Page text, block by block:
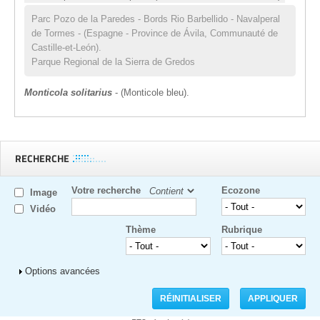
Parc Pozo de la Paredes - Bords Rio Barbellido - Navalperal
de Tormes - (Espagne - Province de Ávila, Communauté de
Castille-et-León).
Parque Regional de la Sierra de Gredos
Monticola solitarius - (Monticole bleu).
RECHERCHE
Image
Vidéo
Votre recherche Ecozone
Rubrique
Thème
Afficher
Options avancées